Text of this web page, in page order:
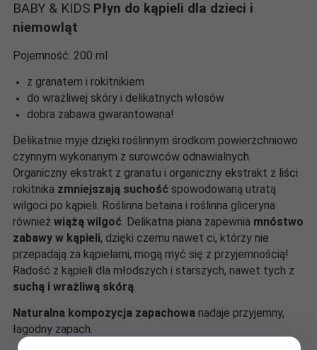
BABY & KIDS Płyn do kąpieli dla dzieci i
niemowląt
Pojemność: 200 ml
z granatem i rokitnikiem
do wrażliwej skóry i delikatnych włosów
dobra zabawa gwarantowana!
Delikatnie myje dzięki roślinnym środkom powierzchniowo
czynnym wykonanym z surowców odnawialnych.
Organiczny ekstrakt z granatu i organiczny ekstrakt z liści
rokitnika zmniejszają suchość spowodowaną utratą
wilgoci po kąpieli. Roślinna betaina i roślinna gliceryna
również wiążą wilgoć. Delikatna piana zapewnia mnóstwo
zabawy w kąpieli, dzięki czemu nawet ci, którzy nie
przepadają za kąpielami, mogą myć się z przyjemnością!
Radość z kąpieli dla młodszych i starszych, nawet tych z
suchą i wrażliwą skórą.
Naturalna kompozycja zapachowa nadaje przyjemny,
łagodny zapach.